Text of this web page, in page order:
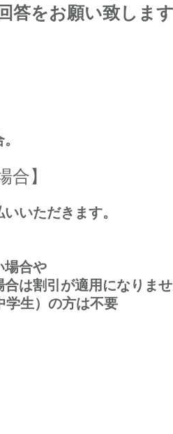
答をお願い致します
】
いただきます。
場合や
は割引が適用になりませ
学生）の方は不要